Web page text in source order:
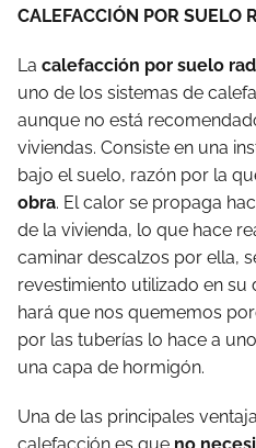
CALEFACCIÓN POR SUELO
La calefacción por suelo
uno de los sistemas de
aunque no está
viviendas. Consiste en una
bajo el suelo, razón por la
obra. El calor se propaga
de la vivienda, lo que hace
caminar descalzos por ella,
revestimiento utilizado en su
hará que nos quememos
por las tuberías lo hace a
una capa de hormigón.
Una de las principales